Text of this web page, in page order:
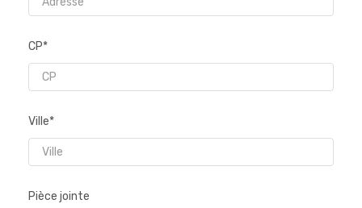
CP*
Ville*
Pièce jointe